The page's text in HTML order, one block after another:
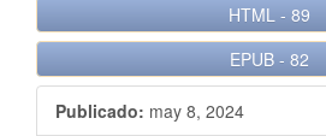
HTML - 89
EPUB - 82
Publicado: may 8, 2024